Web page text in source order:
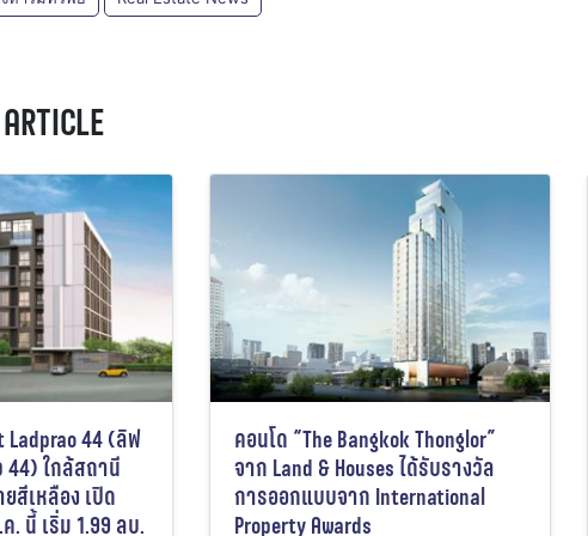
Ladprao 44 (ลิฟ
44) ใกล้สถานี
สีเหลือง เปิด
. นี้ เริ่ม 1.99 ลบ.
คอนโด “The Bangkok Thonglor”
จาก Land & Houses ได้รับรางวัล
การออกแบบจาก International
Property Awards